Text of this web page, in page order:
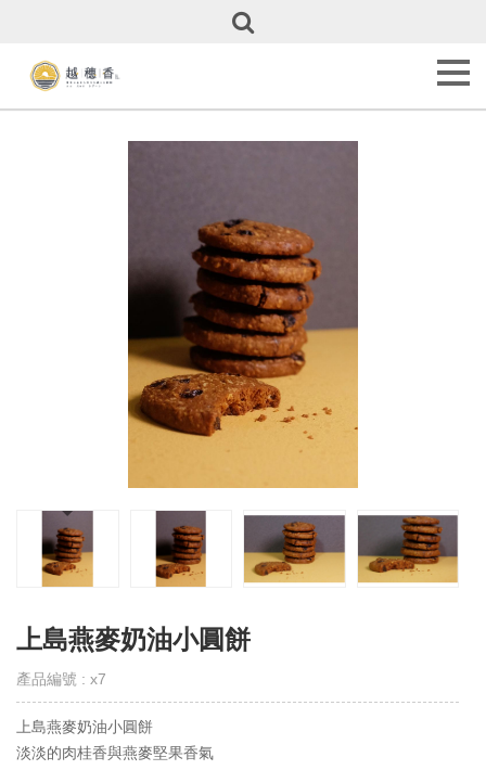
越
穗
香
上
會
員
Get
E-
VIP
上島燕麥奶油小圓餅
產品編號 : x7
上島燕麥奶油小圓餅
淡淡的肉桂香與燕麥堅果香氣